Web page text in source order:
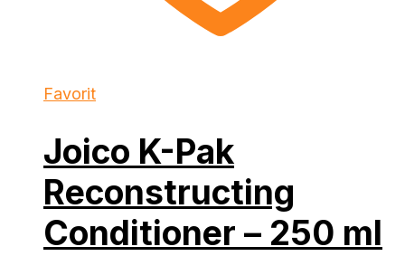
Favorit
Joico K-Pak
Reconstructing
Conditioner – 250 ml